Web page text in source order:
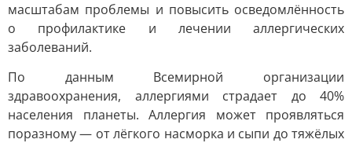
масштабам проблемы и повысить осведомлённость
о профилактике и лечении аллергических
заболеваний.
По данным Всемирной организации
здравоохранения, аллергиями страдает до 40%
населения планеты. Аллергия может проявляться
поразному — от лёгкого насморка и сыпи до тяжёлых